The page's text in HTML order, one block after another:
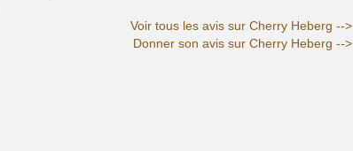
Voir tous les avis sur Cherry Heberg -->
Donner son avis sur Cherry Heberg -->